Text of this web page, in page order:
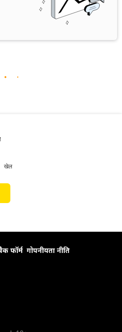
खेल
फॉर्म गोपनीयता नीति